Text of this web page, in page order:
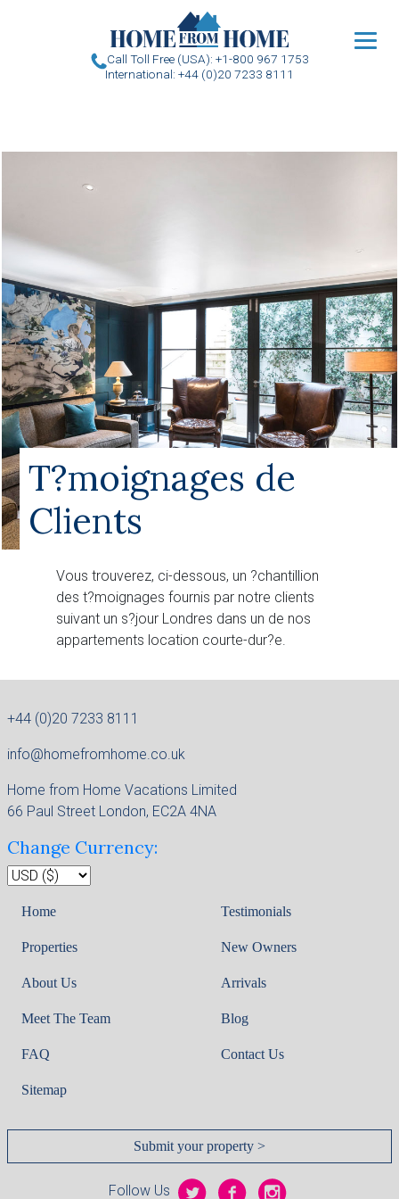
Call Toll Free (USA): +1-800 967 1753
International: +44 (0)20 7233 8111
T?moignages de
Clients
Vous trouverez, ci-dessous, un ?chantillion
des t?moignages fournis par notre clients
suivant un s?jour Londres dans un de nos
appartements location courte-dur?e.
+44 (0)20 7233 8111
info@homefromhome.co.uk
Home from Home Vacations Limited
66 Paul Street London, EC2A 4NA
Change Currency:
Home
Properties
About Us
Meet The Team
FAQ
Sitemap
Testimonials
New Owners
Arrivals
Blog
Contact Us
Submit your property >
Follow Us